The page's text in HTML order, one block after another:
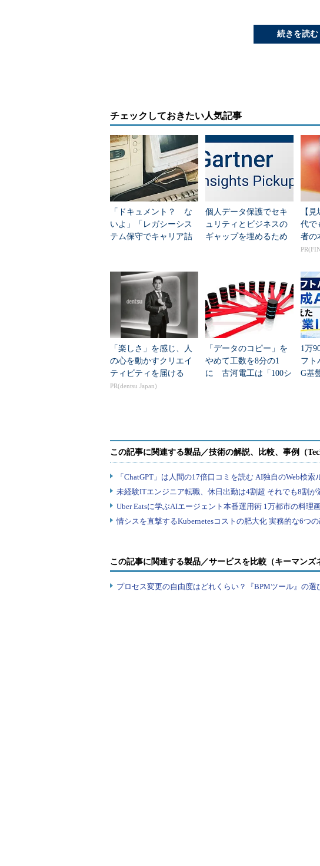
特に現在は“ビッグ
化、クラウドの浸透
護の在り方そのもの
ません。「社として
の選択、バックアッ
的な仕組み」が重要
もちろんビジネス
戦略に唯一の正解は
で、何を指針に自社
「順応できなければ
を妨げない」「見え
をやめる」「すべて
――本ホワイトペーパ
の1つのヒントにな
読んでみると、あら
略」の輪郭が見えて
【ホワイトペーパー】データ保護戦略で
下記のような悩みを抱えるITリーダーの方へお
続きを読む
チェックしておきたい人気記事
「ドキュメント？ な
いよ」「レガシーシス
テム保守でキャリア詰
個人データ保護でセキ
ュリティとビジネスの
ギャップを埋めるため
【
代で
者の
「楽しさ」を感じ、人
の心を動かすクリエイ
ティビティを届ける
PR(dentsu Japan)
「データのコピー」を
やめて工数を8分の1
に 古河電工は「100シ
1万
フト
G基
この記事に関連する製品／サービスを比較（キーマンズ
プロセス変更の自由度はどれくらい？『BPMツール』の選